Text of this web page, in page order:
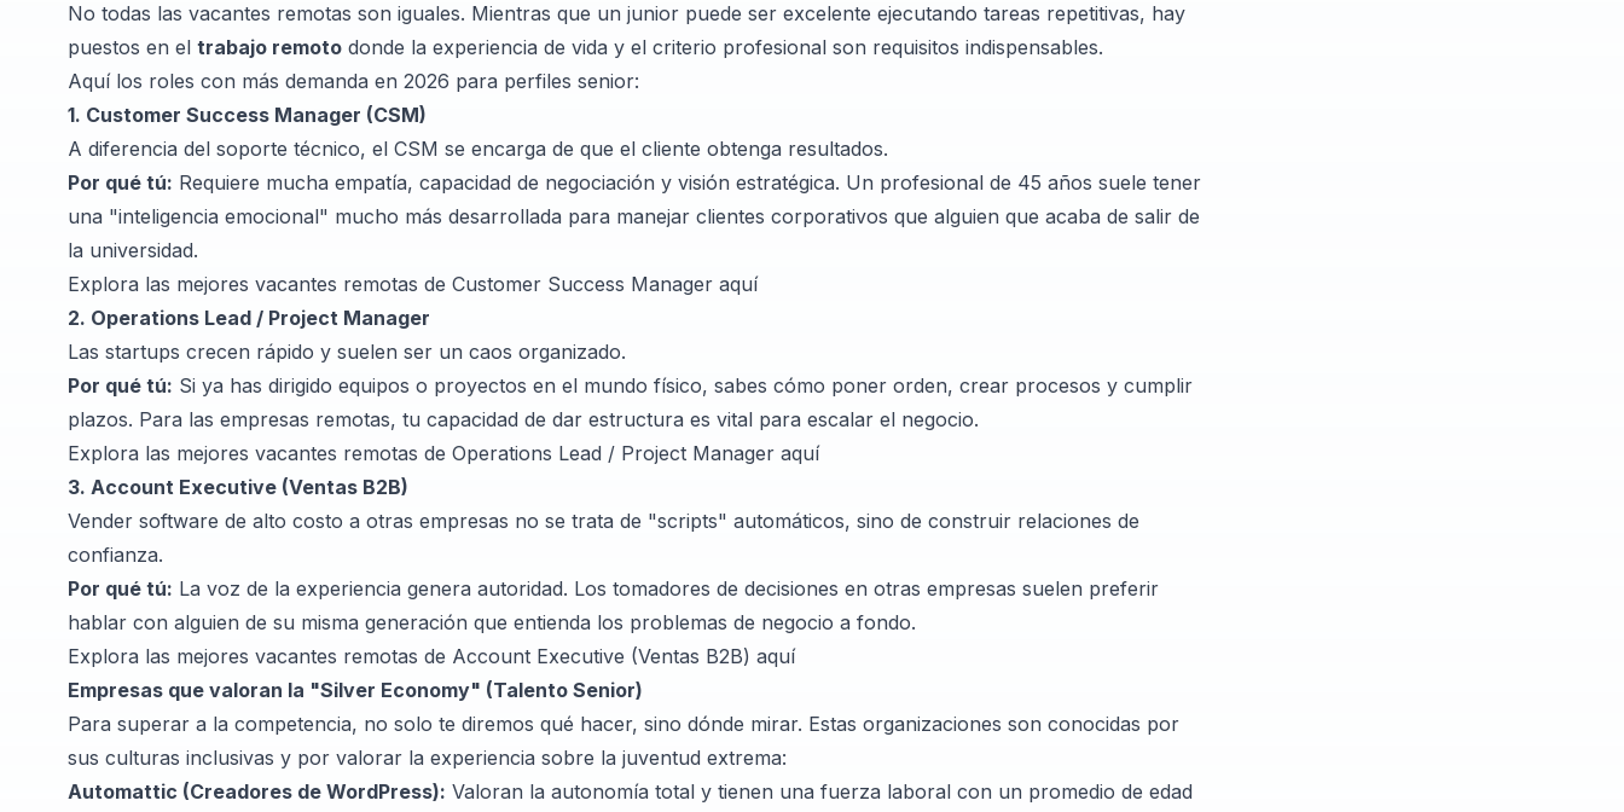
No todas las vacantes remotas son iguales. Mientras que un junior puede ser excelente ejecutando tareas repetitivas, hay
puestos en el trabajo remoto donde la experiencia de vida y el criterio profesional son requisitos indispensables.
Aquí los roles con más demanda en 2026 para perfiles senior:
1. Customer Success Manager (CSM)
A diferencia del soporte técnico, el CSM se encarga de que el cliente obtenga resultados.
Por qué tú: Requiere mucha empatía, capacidad de negociación y visión estratégica. Un profesional de 45 años suele tener
una "inteligencia emocional" mucho más desarrollada para manejar clientes corporativos que alguien que acaba de salir de
la universidad.
Explora las mejores vacantes remotas de Customer Success Manager aquí
2. Operations Lead / Project Manager
Las startups crecen rápido y suelen ser un caos organizado.
Por qué tú: Si ya has dirigido equipos o proyectos en el mundo físico, sabes cómo poner orden, crear procesos y cumplir
plazos. Para las empresas remotas, tu capacidad de dar estructura es vital para escalar el negocio.
Explora las mejores vacantes remotas de Operations Lead / Project Manager aquí
3. Account Executive (Ventas B2B)
Vender software de alto costo a otras empresas no se trata de "scripts" automáticos, sino de construir relaciones de
confianza.
Por qué tú: La voz de la experiencia genera autoridad. Los tomadores de decisiones en otras empresas suelen preferir
hablar con alguien de su misma generación que entienda los problemas de negocio a fondo.
Explora las mejores vacantes remotas de Account Executive (Ventas B2B) aquí
Empresas que valoran la "Silver Economy" (Talento Senior)
Para superar a la competencia, no solo te diremos qué hacer, sino dónde mirar. Estas organizaciones son conocidas por
sus culturas inclusivas y por valorar la experiencia sobre la juventud extrema:
Automattic (Creadores de WordPress): Valoran la autonomía total y tienen una fuerza laboral con un promedio de edad